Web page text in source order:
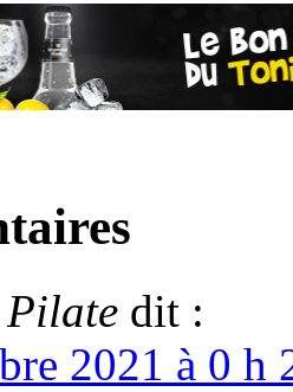
Pilate dit :
2021 à 0